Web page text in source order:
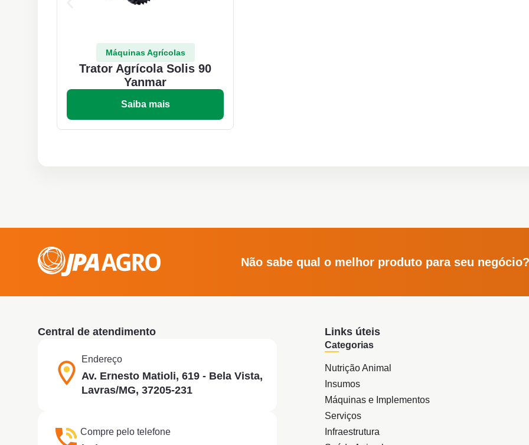
Máquinas Agrícolas
Trator Agrícola Solis 90
Yanmar
Saiba mais
Não sabe qual o melhor produto para seu negócio?
Central de atendimento
Endereço
Av. Ernesto Matioli, 619 - Bela Vista,
Lavras/MG, 37205-231
Compre pelo telefone
Links úteis
Categorias
Nutrição Animal
Insumos
Máquinas e Implementos
Serviços
Infraestrutura